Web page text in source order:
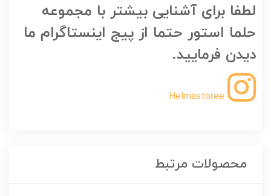
لطفا برای آشنایی بیشتر با مجموعه
حلما استور حتما از پیج اینستاگرام ما
دیدن فرمایید.
Helmastoree
محصولات مرتبط